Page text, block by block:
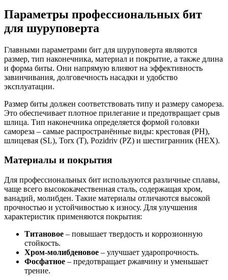
Параметры профессиональных бит
для шуруповерта
Главными параметрами бит для шуруповерта являются
размер, тип наконечника, материал и покрытие, а также длина
и форма биты. Они напрямую влияют на эффективность
завинчивания, долговечность насадки и удобство
эксплуатации.
Размер биты должен соответствовать типу и размеру самореза.
Это обеспечивает плотное прилегание и предотвращает срыв
шлица. Тип наконечника определяется формой головки
самореза – самые распространённые виды: крестовая (PH),
шлицевая (SL), Torx (T), Pozidriv (PZ) и шестигранник (HEX).
Материалы и покрытия
Для профессиональных бит используются различные сплавы,
чаще всего высококачественная сталь, содержащая хром,
ванадий, молибден. Такие материалы отличаются высокой
прочностью и устойчивостью к износу. Для улучшения
характеристик применяются покрытия:
Титановое – повышает твердость и коррозионную
стойкость.
Хром-молибденовое – улучшает ударопрочность.
Фосфатное – предотвращает ржавчину и уменьшает
трение.